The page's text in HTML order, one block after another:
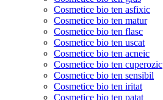
Cosmetice bio ten asfixic
Cosmetice bio ten matur
Cosmetice bio ten flasc
Cosmetice bio ten uscat
Cosmetice bio ten acneic
Cosmetice bio ten cuperozic
Cosmetice bio ten sensibil
Cosmetice bio ten iritat
Cosmetice bio ten patat